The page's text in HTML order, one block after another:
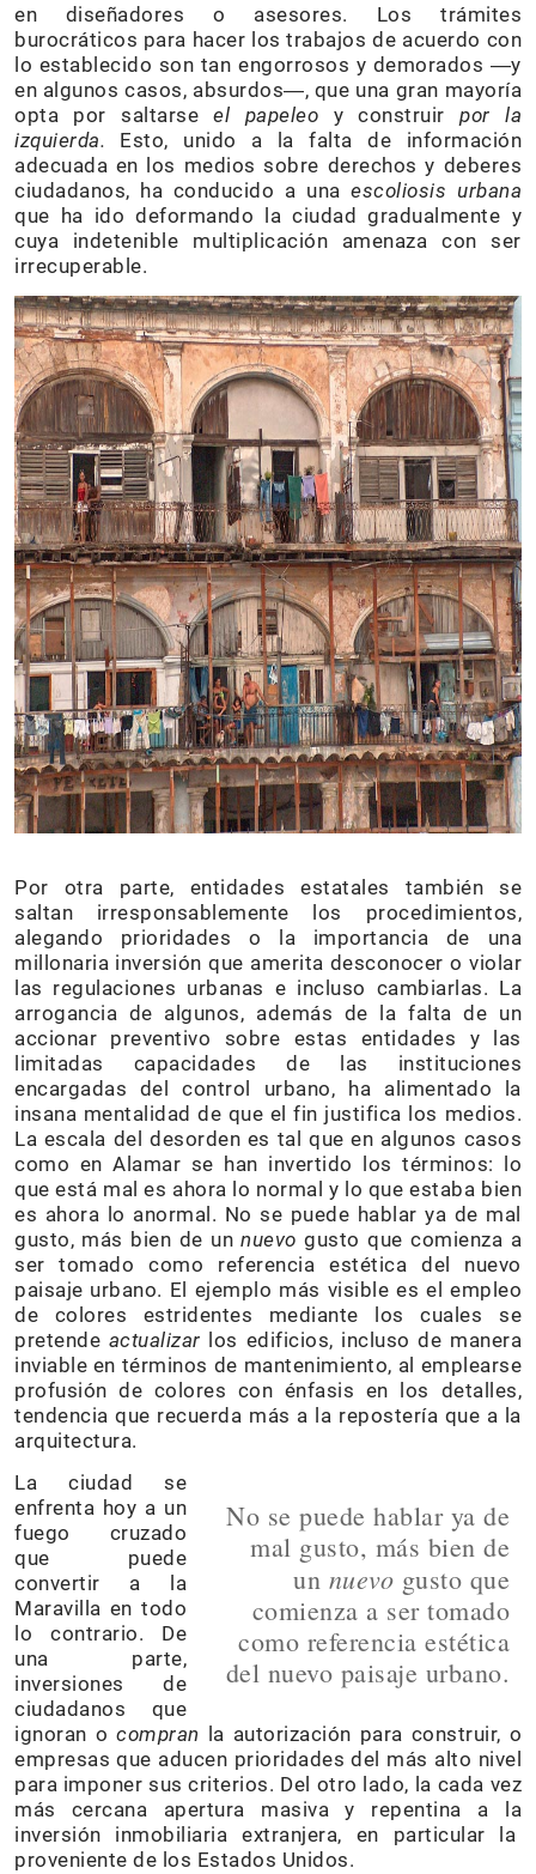
en diseñadores o asesores. Los trámites
burocráticos para hacer los trabajos de acuerdo con
lo establecido son tan engorrosos y demorados ―y
en algunos casos, absurdos―, que una gran mayoría
opta por saltarseel papeleo y construirpor la
izquierda. Esto, unido a la falta de información
adecuada en los medios sobre derechos y deberes
ciudadanos, ha conducido a unaescoliosis urbana
que ha ido deformando la ciudad gradualmente y
cuya indetenible multiplicación amenaza con ser
irrecuperable.
Por otra parte, entidades estatales también se
saltan irresponsablemente los procedimientos,
alegando prioridades o la importancia de una
millonaria inversión que amerita desconocer o violar
las regulaciones urbanas e incluso cambiarlas. La
arrogancia de algunos, además de la falta de un
accionar preventivo sobre estas entidades y las
limitadas capacidades de las instituciones
encargadas del control urbano, ha alimentado la
insana mentalidad de que el fin justifica los medios.
La escala del desorden es tal que en algunos casos
como en Alamar se han invertido los términos: lo
que está mal es ahora lo normal y lo que estaba bien
es ahora lo anormal. No se puede hablar ya de mal
gusto, más bien de unnuevo gusto que comienza a
ser tomado como referencia estética del nuevo
paisaje urbano. El ejemplo más visible es el empleo
de colores estridentes mediante los cuales se
pretende actualizar los edificios, incluso de manera
inviable en términos de mantenimiento, al emplearse
profusión de colores con énfasis en los detalles,
tendencia que recuerda más a la repostería que a la
arquitectura.
No se puede hablar ya de
mal gusto, más bien de
un nuevo gusto que
comienza a ser tomado
como referencia estética
del nuevo paisaje urbano.
La ciudad se
enfrenta hoy a un
fuego cruzado
que puede
convertir a la
Maravilla en todo
lo contrario. De
una parte,
inversiones de
ciudadanos que
ignoran o compran
la autorización para construir, o
empresas que aducen prioridades del más alto nivel
para imponer sus criterios. Del otro lado, la cada vez
más cercana apertura masiva y repentina a la
inversión inmobiliaria extranjera, en particular la
proveniente de los Estados Unidos.